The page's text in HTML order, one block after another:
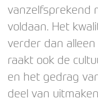
vanzelfsprekend
voldaan. Het
verder dan
raakt ook de
en het gedrag
deel van